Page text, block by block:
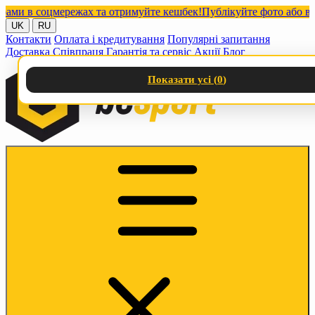
соцмережах та отримуйте кешбек!Публікуйте фото або
UK RU
Контакти Оплата і кредитування Популярні запитання
Доставка Співпраця Гарантія та сервіс Акції Блог
Показати усі (0)